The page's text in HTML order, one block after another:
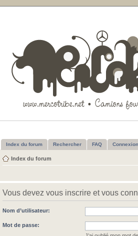
Index du forum Rechercher FAQ Connexion
Index du forum
Vous devez vous inscrire et vous
Nom d’utilisateur:
Mot de passe: